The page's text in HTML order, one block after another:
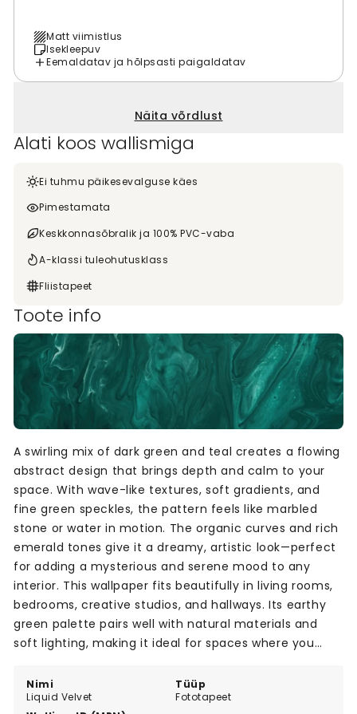
Matt viimistlus
Isekleepuv
Eemaldatav ja hõlpsasti paigaldatav
Näita võrdlust
Alati koos wallismiga
Ei tuhmu päikesevalguse käes
Pimestamata
Keskkonnasõbralik ja 100% PVC-vaba
A-klassi tuleohutusklass
Fliistapeet
Toote info
Nimi
Liquid Velvet
Tüüp
Fototapeet
A swirling mix of dark green and teal creates a flowing
abstract design that brings depth and calm to your
space. With wave-like textures, soft gradients, and
fine green speckles, the pattern feels like marbled
stone or water in motion. The organic curves and rich
emerald tones give it a dreamy, artistic look—perfect
for adding a mysterious and serene mood to any
interior. This wallpaper fits beautifully in living rooms,
bedrooms, creative studios, and hallways. Its earthy
green palette pairs well with natural materials and
soft lighting, making it ideal for spaces where you